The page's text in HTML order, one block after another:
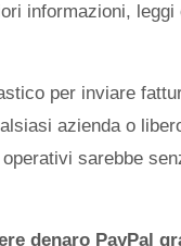
informazioni, leggi
per inviare
azienda o
sarebbe
denaro PayPal